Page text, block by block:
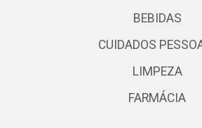
BEBIDAS
CUIDADOS
LIMPEZA
FARMÁCIA